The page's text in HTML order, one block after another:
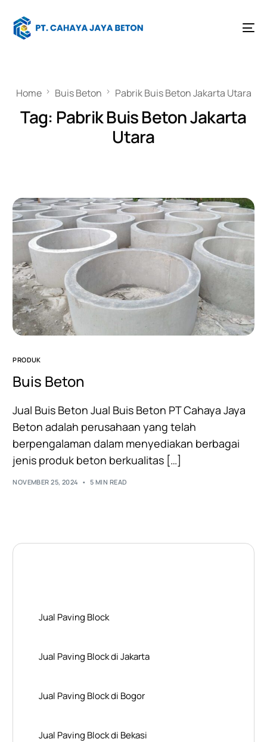
Home Buis Beton Pabrik Buis Beton Jakarta Utara
Tag: Pabrik Buis Beton Jakarta
Utara
PRODUK
Buis Beton
Jual Buis Beton Jual Buis Beton PT Cahaya Jaya
Beton adalah perusahaan yang telah
berpengalaman dalam menyediakan berbagai
jenis produk beton berkualitas […]
NOVEMBER 25, 2024 5 MIN READ
Jual Paving Block
Jual Paving Block di Jakarta
Jual Paving Block di Bogor
Jual Paving Block di Bekasi